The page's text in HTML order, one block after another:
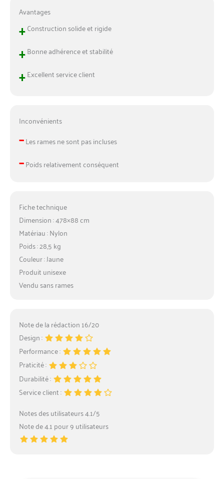
Avantages
+Construction solide et rigide
+Bonne adhérence et stabilité
+Excellent service client
Inconvénients
–Les rames ne sont pas incluses
–Poids relativement conséquent
Fiche technique
Dimension : 478×88 cm
Matériau : Nylon
Poids : 28,5 kg
Couleur : Jaune
Produit unisexe
Vendu sans rames
Note de la rédaction 16/20
Design :
Performance :
Praticité :
Durabilité :
Service client :
Notes des utilisateurs 4.1/5
Note de 4.1 pour 9 utilisateurs